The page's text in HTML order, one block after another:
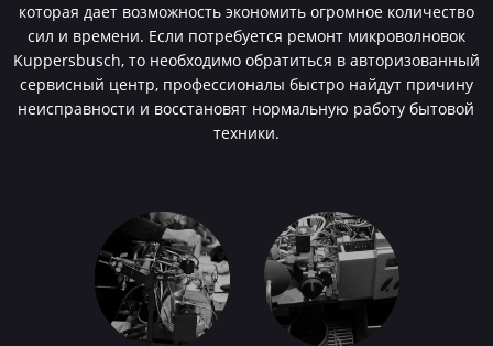
которая дает возможность экономить огромное количество
сил и времени. Если потребуется ремонт микроволновок
Kuppersbusch, то необходимо обратиться в авторизованный
сервисный центр, профессионалы быстро найдут причину
неисправности и восстановят нормальную работу бытовой
техники.